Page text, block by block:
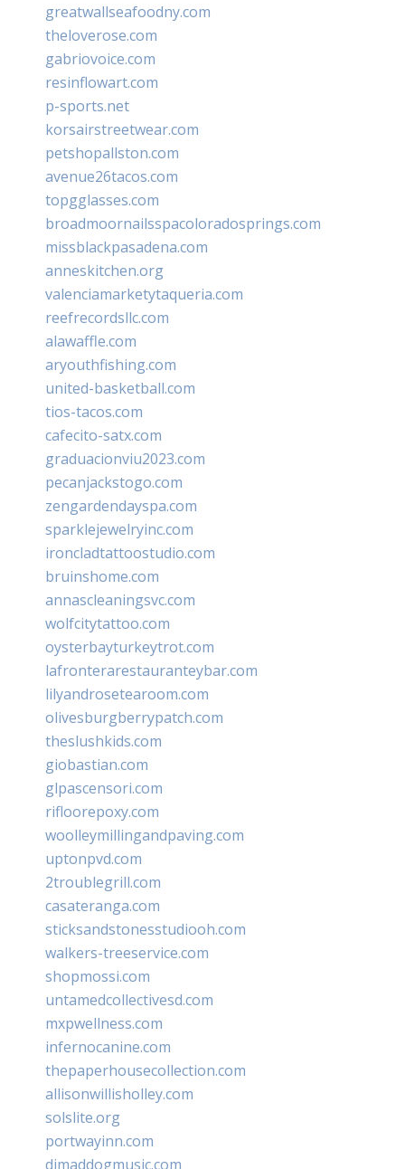
greatwallseafoodny.com
theloverose.com
gabriovoice.com
resinflowart.com
p-sports.net
korsairstreetwear.com
petshopallston.com
avenue26tacos.com
topgglasses.com
broadmoornailsspacoloradosprings.com
missblackpasadena.com
anneskitchen.org
valenciamarketytaqueria.com
reefrecordsllc.com
alawaffle.com
aryouthfishing.com
united-basketball.com
tios-tacos.com
cafecito-satx.com
graduacionviu2023.com
pecanjackstogo.com
zengardendayspa.com
sparklejewelryinc.com
ironcladtattoostudio.com
bruinshome.com
annascleaningsvc.com
wolfcitytattoo.com
oysterbayturkeytrot.com
lafronterarestauranteybar.com
lilyandrosetearoom.com
olivesburgberrypatch.com
theslushkids.com
giobastian.com
glpascensori.com
rifloorepoxy.com
woolleymillingandpaving.com
uptonpvd.com
2troublegrill.com
casateranga.com
sticksandstonesstudiooh.com
walkers-treeservice.com
shopmossi.com
untamedcollectivesd.com
mxpwellness.com
infernocanine.com
thepaperhousecollection.com
allisonwillisholley.com
solslite.org
portwayinn.com
djmaddogmusic.com